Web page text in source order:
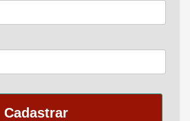
Cadastrar